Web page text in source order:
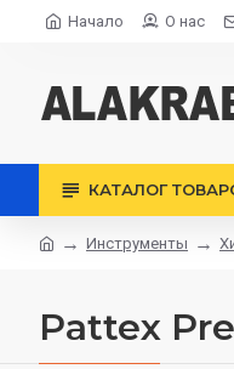
Начало О нас
КАТАЛОГ
Инструменты
Pattex